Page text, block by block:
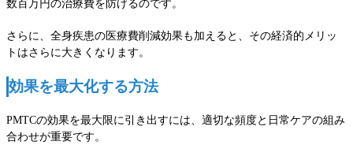
数百万円の治療費を防げるのです。
さらに、全身疾患の医療費削減効果も加えると、その経済的メリッ
トはさらに大きくなります。
効果を最大化する方法
PMTCの効果を最大限に引き出すには、適切な頻度と日常ケアの組み
合わせが重要です。